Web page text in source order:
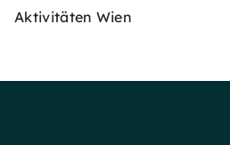
Aktivitäten Wien